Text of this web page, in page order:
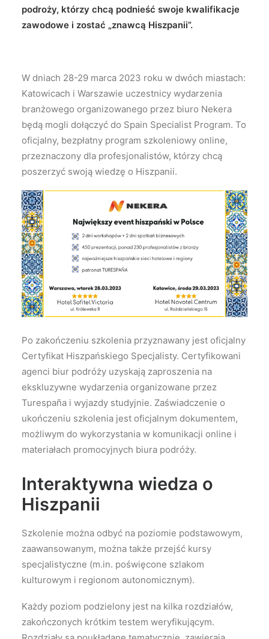
podroży, którzy chcą podnieść swoje kwalifikacje
zawodowe i zostać „znawcą Hiszpanii”.
W dniach 28-29 marca 2023 roku w dwóch miastach:
Katowicach i Warszawie uczestnicy wydarzenia
branżowego organizowanego przez biuro Nekera
będą mogli dołączyć do Spain Specialist Program. To
oficjalny, bezpłatny program szkoleniowy online,
przeznaczony dla profesjonalistów, którzy chcą
poszerzyć swoją wiedzę o Hiszpanii.
Po zakończeniu szkolenia przyznawany jest oficjalny
Certyfikat Hiszpańskiego Specjalisty. Certyfikowani
agenci biur podróży uzyskają zaproszenia na
ekskluzywne wydarzenia organizowane przez
Turespaña i wyjazdy studyjnie. Zaświadczenie o
ukończeniu szkolenia jest oficjalnym dokumentem,
możliwym do wykorzystania w komunikacji online i
materiałach promocyjnych biura podróży.
Interaktywna wiedza o
Hiszpanii
Szkolenie można odbyć na poziomie podstawowym,
zaawansowanym, można także przejść kursy
specjalistyczne (m.in. poświęcone szlakom
kulturowym i regionom autonomicznym).
Każdy poziom podzielony jest na kilka rozdziałów,
zakończonych krótkim testem weryfikującym.